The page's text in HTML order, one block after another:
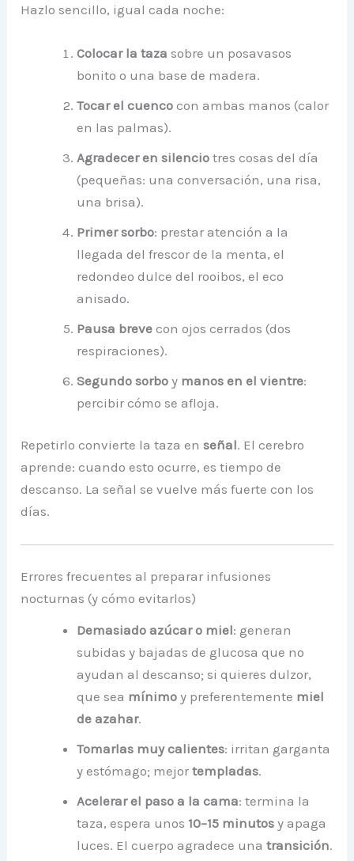
Hazlo sencillo, igual cada noche:
Colocar la taza sobre un posavasos
bonito o una base de madera.
Tocar el cuenco con ambas manos (calor
en las palmas).
Agradecer en silencio tres cosas del día
(pequeñas: una conversación, una risa,
una brisa).
Primer sorbo: prestar atención a la
llegada del frescor de la menta, el
redondeo dulce del rooibos, el eco
anisado.
Pausa breve con ojos cerrados (dos
respiraciones).
Segundo sorbo y manos en el vientre:
percibir cómo se afloja.
Repetirlo convierte la taza enseñal. El cerebro
aprende: cuando esto ocurre, es tiempo de
descanso. La señal se vuelve más fuerte con los
días.
Errores frecuentes al preparar infusiones
nocturnas (y cómo evitarlos)
Demasiado azúcar o miel: generan
subidas y bajadas de glucosa que no
ayudan al descanso; si quieres dulzor,
que sea mínimo y preferentemente miel
de azahar.
Tomarlas muy calientes: irritan garganta
y estómago; mejortempladas.
Acelerar el paso a la cama: termina la
taza, espera unos 10–15 minutos y apaga
luces. El cuerpo agradece unatransición.